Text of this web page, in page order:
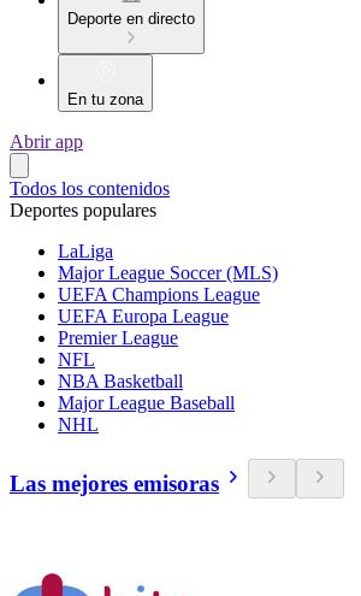
Deporte en directo
En tu zona
Abrir app
Todos los contenidos
Deportes populares
LaLiga
Major League Soccer (MLS)
UEFA Champions League
UEFA Europa League
Premier League
NFL
NBA Basketball
Major League Baseball
NHL
Las mejores emisoras